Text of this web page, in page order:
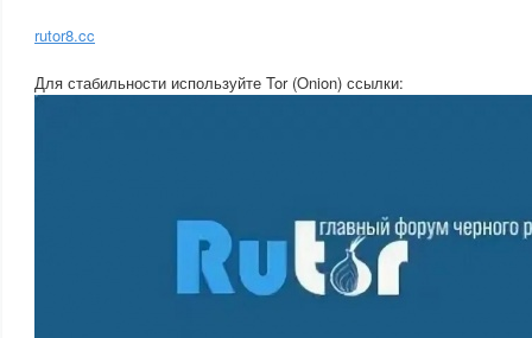
rutor8.cc
Для стабильности используйте Tor (Onion) ссылки: